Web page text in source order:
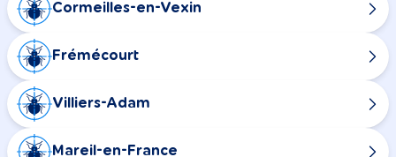
Cormeilles-en-Vexin
Frémécourt
Villiers-Adam
Mareil-en-France